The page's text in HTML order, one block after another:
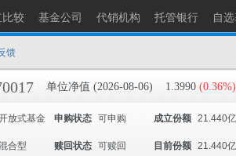
比较 基金公司 代销机构 托管银行 自
馈
单位净值 (2026-08-06) 1.3990 (0.36%)
放式基金 申购状态 可申购 成立份额 21.440
合型 赎回状态 可赎回 目前份额 21.440